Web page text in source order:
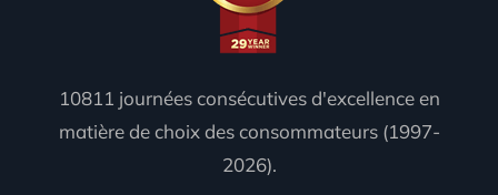
10811 journées consécutives d'excellence en
matière de choix des consommateurs (1997-
2026).